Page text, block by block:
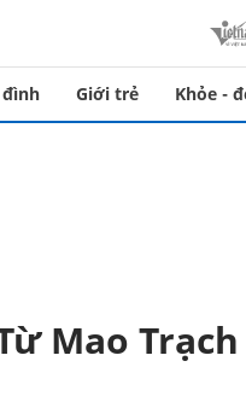
đình Giới trẻ Khỏe -
Mao